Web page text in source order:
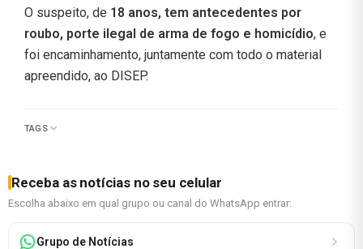
O suspeito, de 18 anos, tem antecedentes por
roubo, porte ilegal de arma de fogo e homicídio, e
foi encaminhamento, juntamente com todo o material
apreendido, ao DISEP.
TAGS
Receba as notícias no seu celular
Escolha abaixo em qual grupo ou canal do WhatsApp entrar:
Grupo de Notícias